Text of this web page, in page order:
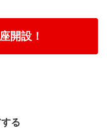
開設！
る